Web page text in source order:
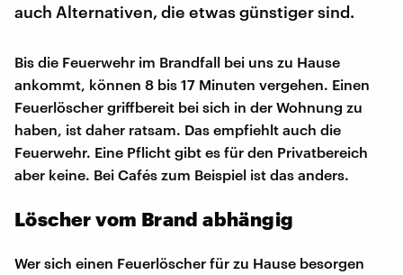
auch Alternativen, die etwas günstiger sind.
Bis die Feuerwehr im Brandfall bei uns zu Hause
ankommt, können 8 bis 17 Minuten vergehen. Einen
Feuerlöscher griffbereit bei sich in der Wohnung zu
haben, ist daher ratsam. Das empfiehlt auch die
Feuerwehr. Eine Pflicht gibt es für den Privatbereich
aber keine. Bei Cafés zum Beispiel ist das anders.
Löscher vom Brand abhängig
Wer sich einen Feuerlöscher für zu Hause besorgen